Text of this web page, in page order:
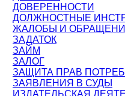
ДОВЕРЕННОСТИ
ДОЛЖНОСТНЫЕ
ЖАЛОБЫ И
ЗАДАТОК
ЗАЙМ
ЗАЛОГ
ЗАЩИТА ПРАВ
ЗАЯВЛЕНИЯ В СУДЫ
ИЗДАТЕЛЬСКАЯ